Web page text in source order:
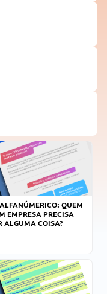
QUEM
EMPRESA PRECISA
ALGUMA COISA?